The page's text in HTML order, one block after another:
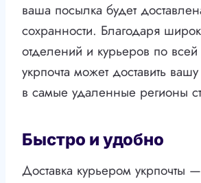
ваша посылка будет
сохранности. Благодаря
отделений и курьеров по
укрпочта может доставить
в самые удаленные регионы
Быстро и удобно
Доставка курьером укрпочты